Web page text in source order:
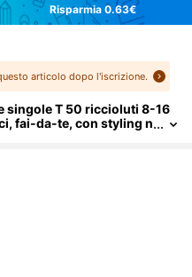
Risparmia 0.63€
articolo dopo l'iscrizione.
singole T 50 riccioluti 8-16
fai-da-te, con styling n